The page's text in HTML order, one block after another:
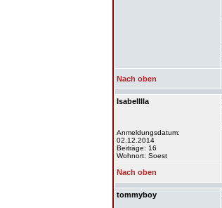
Nach oben
Isabelllla
Anmeldungsdatum:
02.12.2014
Beiträge: 16
Wohnort: Soest
Nach oben
tommyboy